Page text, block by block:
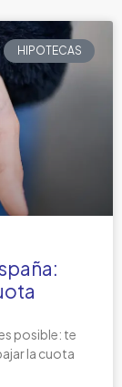
HIPOTECAS
posible: te
la cuota